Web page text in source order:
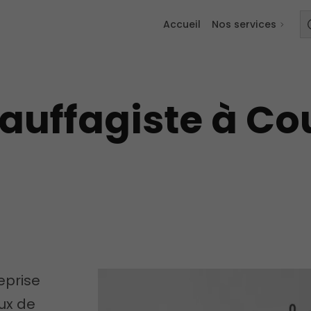
Accueil Nos services
à
de